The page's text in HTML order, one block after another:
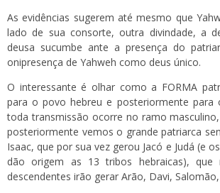
As evidências sugerem até mesmo que
lado de sua consorte, outra divindade, a
deusa sucumbe ante a presença do
onipresença de Yahweh como deus único.
O interessante é olhar como a FORMA
para o povo hebreu e posteriormente para
toda transmissão ocorre no ramo
posteriormente vemos o grande patriarca
Isaac, que por sua vez gerou Jacó e Judá (e
dão origem as 13 tribos hebraicas),
descendentes irão gerar Arão, Davi,